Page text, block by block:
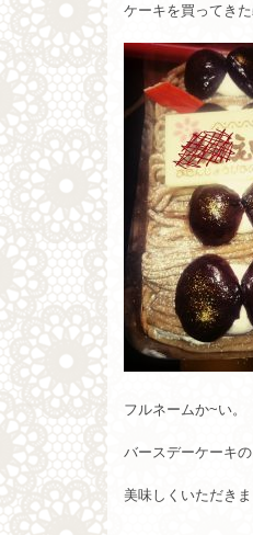
ケーキを買ってき
フルネームか~い。
バースデーケーキの
美味しくいただき